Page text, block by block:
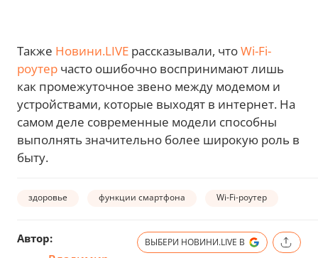
Также Новини.LIVE рассказывали, чтоWi-Fi-
роутер часто ошибочно воспринимают лишь
как промежуточное звено между модемом и
устройствами, которые выходят в интернет. На
самом деле современные модели способны
выполнять значительно более широкую роль в
быту.
здоровье функции смартфона Wi-Fi-роутер
Автор: ВЫБЕРИ НОВИНИ.LIVE В